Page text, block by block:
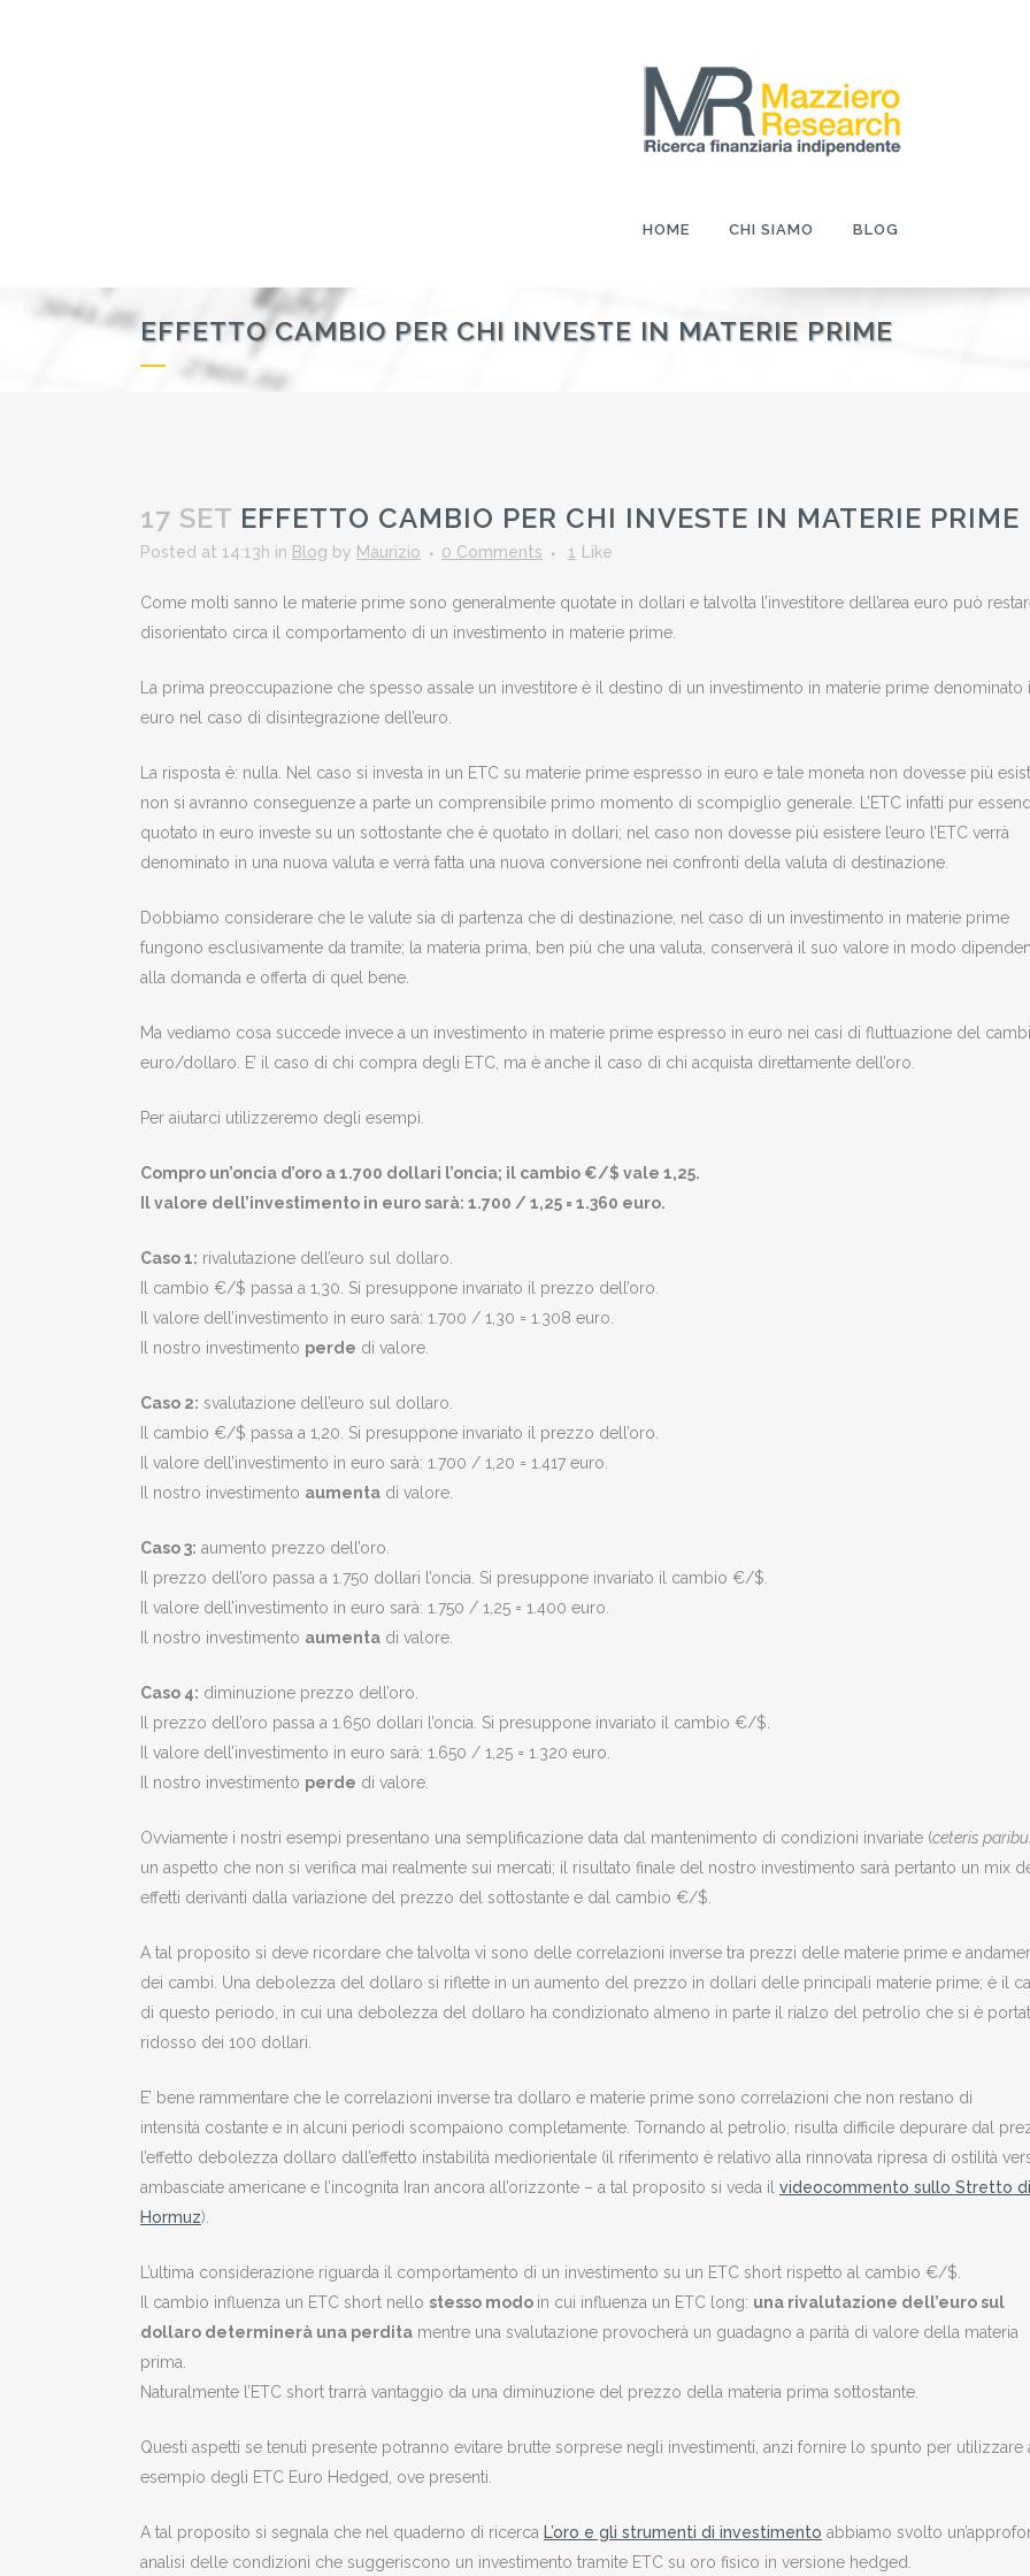
HOME CHI SIAMO BLOG
EFFETTO CAMBIO PER CHI INVESTE IN MATERIE PRIME
17 SET EFFETTO CAMBIO PER CHI INVESTE IN MATERIE PRIME
Posted at 14:13h in Blog by Maurizio 0 Comments 1 Like
Come molti sanno le materie prime sono generalmente quotate in dollari e talvolta l’investitore dell’area euro può
disorientato circa il comportamento di un investimento in materie prime.
La prima preoccupazione che spesso assale un investitore è il destino di un investimento in materie prime denominato
euro nel caso di disintegrazione dell’euro.
La risposta è: nulla. Nel caso si investa in un ETC su materie prime espresso in euro e tale moneta non dovesse più
non si avranno conseguenze a parte un comprensibile primo momento di scompiglio generale. L’ETC infatti pur
quotato in euro investe su un sottostante che è quotato in dollari; nel caso non dovesse più esistere l’euro l’ETC verrà
denominato in una nuova valuta e verrà fatta una nuova conversione nei confronti della valuta di destinazione.
Dobbiamo considerare che le valute sia di partenza che di destinazione, nel caso di un investimento in materie prime
fungono esclusivamente da tramite; la materia prima, ben più che una valuta, conserverà il suo valore in modo
alla domanda e offerta di quel bene.
Ma vediamo cosa succede invece a un investimento in materie prime espresso in euro nei casi di fluttuazione del
euro/dollaro. E’ il caso di chi compra degli ETC, ma è anche il caso di chi acquista direttamente dell’oro.
Per aiutarci utilizzeremo degli esempi.
Compro un’oncia d’oro a 1.700 dollari l’oncia; il cambio €/$ vale 1,25.
Il valore dell’investimento in euro sarà: 1.700 / 1,25 = 1.360 euro.
Caso 1: rivalutazione dell’euro sul dollaro.
Il cambio €/$ passa a 1,30. Si presuppone invariato il prezzo dell’oro.
Il valore dell’investimento in euro sarà: 1.700 / 1,30 = 1.308 euro.
Il nostro investimento perde di valore.
Caso 2: svalutazione dell’euro sul dollaro.
Il cambio €/$ passa a 1,20. Si presuppone invariato il prezzo dell’oro.
Il valore dell’investimento in euro sarà: 1.700 / 1,20 = 1.417 euro.
Il nostro investimento aumenta di valore.
Caso 3: aumento prezzo dell’oro.
Il prezzo dell’oro passa a 1.750 dollari l’oncia. Si presuppone invariato il cambio €/$.
Il valore dell’investimento in euro sarà: 1.750 / 1,25 = 1.400 euro.
Il nostro investimento aumenta di valore.
Caso 4: diminuzione prezzo dell’oro.
Il prezzo dell’oro passa a 1.650 dollari l’oncia. Si presuppone invariato il cambio €/$.
Il valore dell’investimento in euro sarà: 1.650 / 1,25 = 1.320 euro.
Il nostro investimento perde di valore.
Ovviamente i nostri esempi presentano una semplificazione data dal mantenimento di condizioni invariate (ceteris
un aspetto che non si verifica mai realmente sui mercati; il risultato finale del nostro investimento sarà pertanto un mix
effetti derivanti dalla variazione del prezzo del sottostante e dal cambio €/$.
A tal proposito si deve ricordare che talvolta vi sono delle correlazioni inverse tra prezzi delle materie prime e
dei cambi. Una debolezza del dollaro si riflette in un aumento del prezzo in dollari delle principali materie prime; è il
di questo periodo, in cui una debolezza del dollaro ha condizionato almeno in parte il rialzo del petrolio che si è
ridosso dei 100 dollari.
E’ bene rammentare che le correlazioni inverse tra dollaro e materie prime sono correlazioni che non restano di
intensità costante e in alcuni periodi scompaiono completamente. Tornando al petrolio, risulta difficile depurare dal
l’effetto debolezza dollaro dall’effetto instabilità mediorientale (il riferimento è relativo alla rinnovata ripresa di ostilità
ambasciate americane e l’incognita Iran ancora all’orizzonte – a tal proposito si veda il videocommento sullo Stretto di
Hormuz).
L’ultima considerazione riguarda il comportamento di un investimento su un ETC short rispetto al cambio €/$.
Il cambio influenza un ETC short nello stesso modo in cui influenza un ETC long: una rivalutazione dell’euro sul
dollaro determinerà una perdita mentre una svalutazione provocherà un guadagno a parità di valore della materia
prima.
Naturalmente l’ETC short trarrà vantaggio da una diminuzione del prezzo della materia prima sottostante.
Questi aspetti se tenuti presente potranno evitare brutte sorprese negli investimenti, anzi fornire lo spunto per utilizzare
esempio degli ETC Euro Hedged, ove presenti.
A tal proposito si segnala che nel quaderno di ricerca L’oro e gli strumenti di investimento abbiamo svolto
analisi delle condizioni che suggeriscono un investimento tramite ETC su oro fisico in versione hedged.